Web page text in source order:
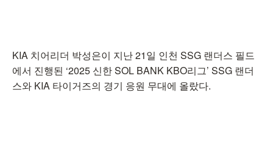
KIA 치어리더 박성은이 지난 21일 인천 SSG 랜더스 필드
에서 진행된 ‘2025 신한 SOL BANK KBO리그’ SSG 랜더
스와 KIA 타이거즈의 경기 응원 무대에 올랐다.